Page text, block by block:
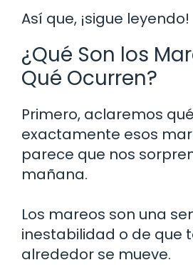
Así que, ¡sigue leyendo!
¿Qué Son los
Qué Ocurren?
Primero, aclaremos
exactamente esos
parece que nos
mañana.
Los mareos son una
inestabilidad o de que
alrededor se mueve.